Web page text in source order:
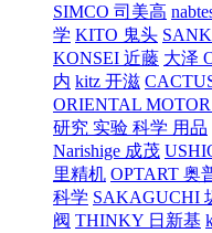
SIMCO 司美高
学 KITO 鬼头
KONSEI 近藤 大泽
内 kitz 开滋
ORIENTAL
研究 实验 科学 用品
Narishige 成茂
里精机 OPTART 奥
科学 SAKAGUCHI
阀 THINKY 日新基